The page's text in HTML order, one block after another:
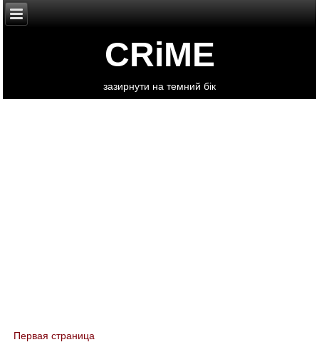
CRiME
зазирнути на темний бік
You are here
Первая страница